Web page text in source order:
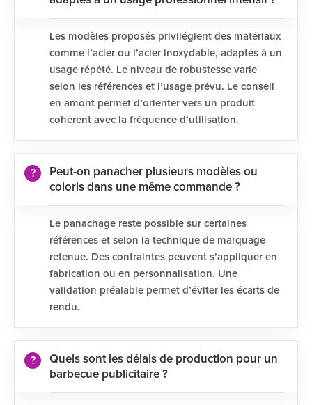
Les modèles proposés privilégient des matériaux
comme l’acier ou l’acier inoxydable, adaptés à un
usage répété. Le niveau de robustesse varie
selon les références et l’usage prévu. Le conseil
en amont permet d’orienter vers un produit
cohérent avec la fréquence d’utilisation.
Peut-on panacher plusieurs modèles ou
coloris dans une même commande ?
Le panachage reste possible sur certaines
références et selon la technique de marquage
retenue. Des contraintes peuvent s’appliquer en
fabrication ou en personnalisation. Une
validation préalable permet d’éviter les écarts de
rendu.
Quels sont les délais de production pour un
barbecue publicitaire ?